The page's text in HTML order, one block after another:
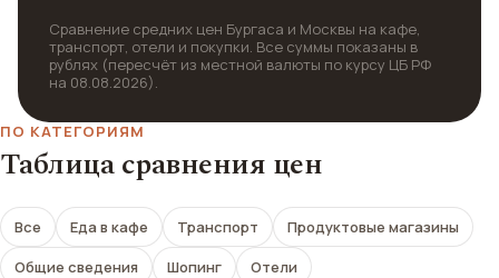
Сравнение средних цен Бургаса и Москвы на кафе,
транспорт, отели и покупки. Все суммы показаны в
рублях (пересчёт из местной валюты по курсу ЦБ РФ
на 08.08.2026).
ПО КАТЕГОРИЯМ
Таблица сравнения цен
Все Еда в кафе Транспорт
Продуктовые магазины
Общие сведения
Шопинг Отели